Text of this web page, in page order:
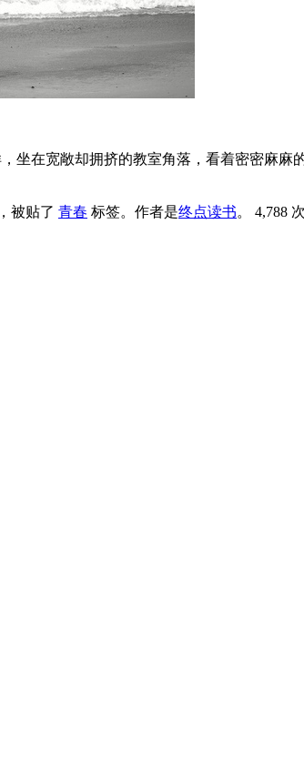
坐在宽敞却拥挤的教室角落，看着密密麻
被贴了 青春 标签。 作者是终点读书。
4,788